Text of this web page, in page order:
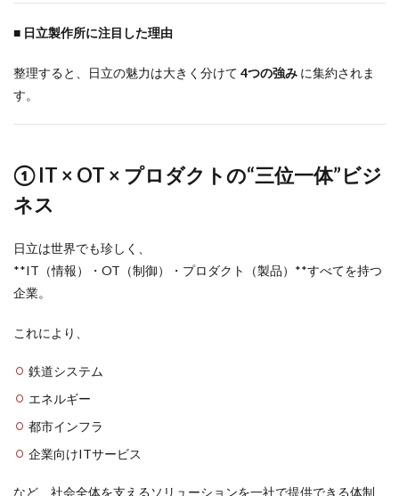
■ 日立製作所に注目した理由
整理すると、日立の魅力は大きく分けて 4つの強み に集約されま
す。
① IT × OT × プロダクトの“三位一体”ビジ
ネス
日立は世界でも珍しく、
**IT（情報）・OT（制御）・プロダクト（製品）**すべてを持つ
企業。
これにより、
鉄道システム
エネルギー
都市インフラ
企業向けITサービス
など、社会全体を支えるソリューションを一社で提供できる体制